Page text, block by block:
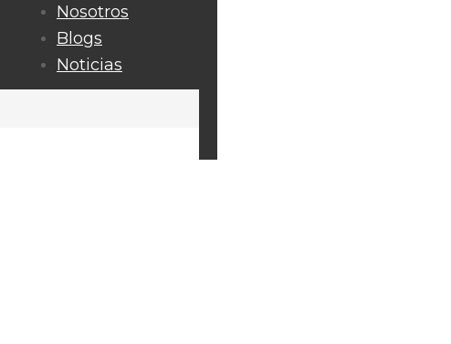
Nosotros
Blogs
Noticias